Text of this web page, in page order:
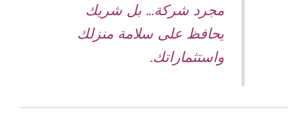
مجرد شركة… بل شريك
يحافظ على سلامة منزلك
واستثماراتك.